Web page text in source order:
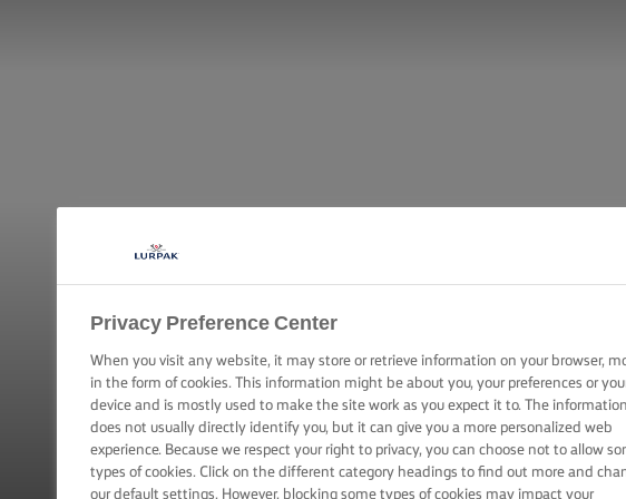
Privacy Preference Center
When you visit any website, it may store or retrieve information on your browser,
in the form of cookies. This information might be about you, your preferences or
device and is mostly used to make the site work as you expect it to. The information
does not usually directly identify you, but it can give you a more personalized web
experience. Because we respect your right to privacy, you can choose not to allow
types of cookies. Click on the different category headings to find out more and
our default settings. However, blocking some types of cookies may impact your